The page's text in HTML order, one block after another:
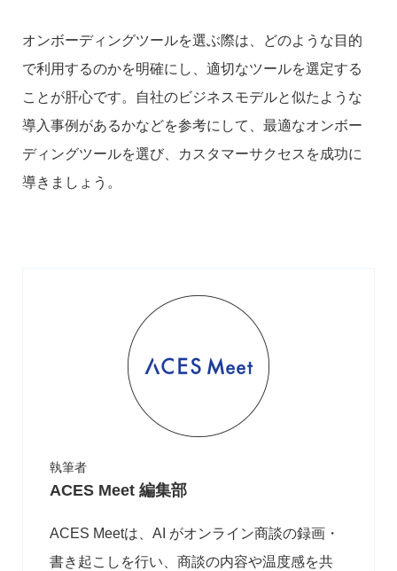
オンボーディングツールを選ぶ際は、どのような目的
で利用するのかを明確にし、適切なツールを選定する
ことが肝心です。自社のビジネスモデルと似たような
導入事例があるかなどを参考にして、最適なオンボー
ディングツールを選び、カスタマーサクセスを成功に
導きましょう。
執筆者
ACES Meet 編集部
ACES Meetは、AI がオンライン商談の録画・
書き起こしを行い、商談の内容や温度感を共